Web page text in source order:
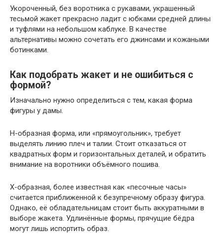
Укороченный, без воротника с рукавами, украшенный
тесьмой жакет прекрасно ладит с юбками средней длины
и туфлями на небольшом каблуке. В качестве
альтернативы можно сочетать его джинсами и кожаными
ботинками.
Как подобрать жакет и не ошибиться с
формой?
Изначально нужно определиться с тем, какая форма
фигуры у дамы.
Н-образная форма, или «прямоугольник», требует
выделять линию плеч и талии. Стоит отказаться от
квадратных форм и горизонтальных деталей, и обратить
внимание на воротники объёмного пошива.
Х-образная, более известная как «песочные часы»
считается приближенной к безупречному образу фигура.
Однако, её обладательницам стоит быть аккуратными в
выборе жакета. Удлинённые формы, прячущие бёдра
могут лишь испортить образ.